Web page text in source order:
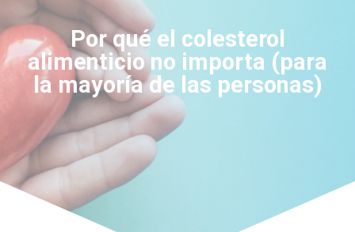
Por qué el colesterol
alimenticio no importa (para
la mayoría de las personas)